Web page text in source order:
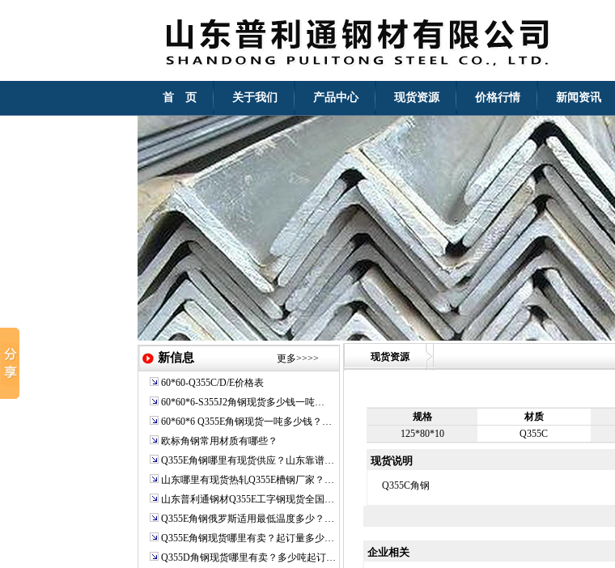
首 页 关于我们 产品中心 现货资源 价格行情 新闻资讯
新信息 更多>>>>
60*60-Q355C/D/E价格表
60*60*6-S355J2角钢现货多少钱一吨…
60*60*6 Q355E角钢现货一吨多少钱？…
欧标角钢常用材质有哪些？
Q355E角钢哪里有现货供应？山东靠谱…
山东哪里有现货热轧Q355E槽钢厂家？…
山东普利通钢材Q355E工字钢现货全国…
Q355E角钢俄罗斯适用最低温度多少？…
Q355E角钢现货哪里有卖？起订量多少…
Q355D角钢现货哪里有卖？多少吨起订…
现货资源
规格 材质
125*80*10
Q355C
现货说明
Q355C角钢
企业相关